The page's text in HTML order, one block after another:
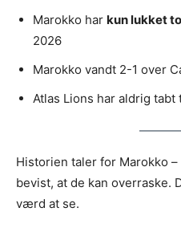
Marokko har kun lukket
2026
Marokko vandt 2-1 over
Atlas Lions har aldrig tabt
Historien taler for Marokko
bevist, at de kan overraske.
værd at se.